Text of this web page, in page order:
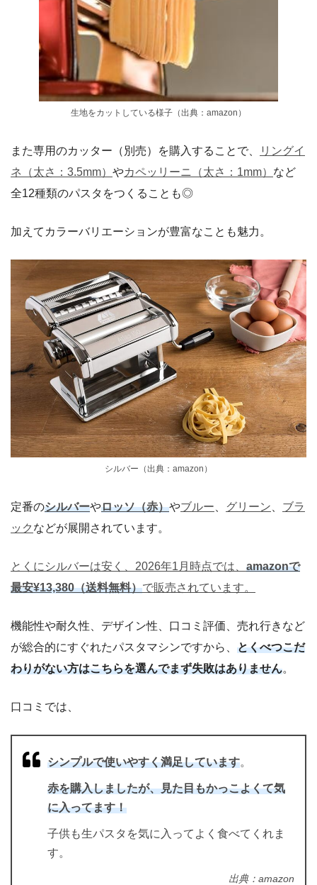
生地をカットしている様子（出典：amazon）
また専用のカッター（別売）を購入することで、
リングイ
ネ（太さ：3.5mm） やカペッリーニ（太さ：1mm） など
全12種類のパスタをつくることも◎
加えてカラーバリエーションが豊富なことも魅力。
シルバー（出典：amazon）
定番のシルバーやロッソ（赤）やブルー グリーン
ブラ
ック などが展開されています。
とくにシルバーは安く、2026年1月時点では、 amazonで
最安¥13,380（送料無料）で販売されています。
機能性や耐久性、デザイン性、口コミ評価、売れ行きなど
が総合的にすぐれたパスタマシンですから、 とくべつこだ
わりがない方はこちらを選んでまず失敗はありません。
口コミでは、
シンプルで使いやすく満足しています。
赤を購入しましたが、見た目もかっこよくて気
に入ってます！
子供も生パスタを気に入ってよく食べてくれま
す。
出典：amazon